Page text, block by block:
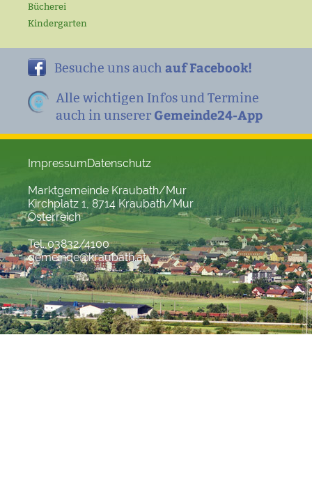
Bücherei
Kindergarten
Besuche uns auch auf Facebook!
Alle wichtigen Infos und Termine
auch in unserer Gemeinde24-App
ImpressumDatenschutz
Marktgemeinde Kraubath/Mur
Kirchplatz 1, 8714 Kraubath/Mur
Österreich
Tel. 03832/4100
gemeinde@kraubath.at